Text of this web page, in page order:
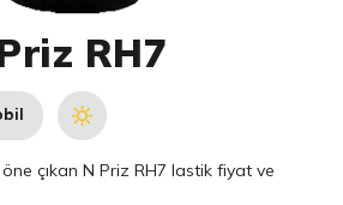
RH7
öne çıkan N Priz RH7 lastik fiyat ve